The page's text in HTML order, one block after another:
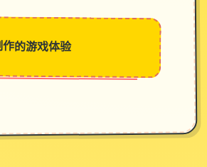
的游戏体验